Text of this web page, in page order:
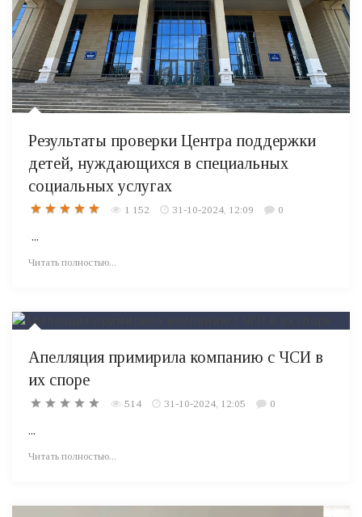
Результаты проверки Центра поддержки
детей, нуждающихся в специальных
социальных услугах
1 152 31-10-2024, 12:09 0
...
Читать полностью...
Апелляция примирила компанию с ЧСИ в
их споре
514 31-10-2024, 12:05 0
...
Читать полностью...